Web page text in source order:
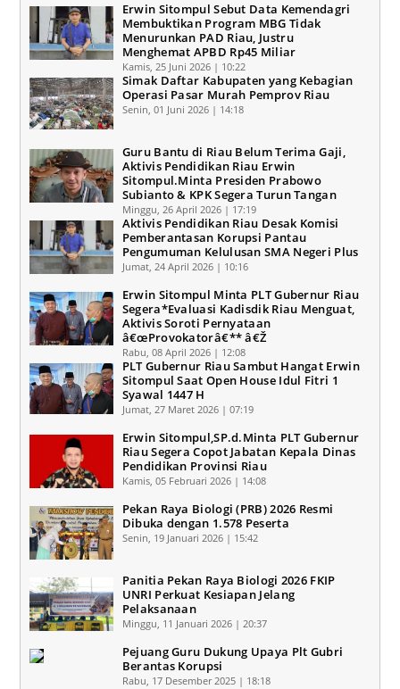
Erwin Sitompul Sebut Data Kemendagri
Membuktikan Program MBG Tidak
Menurunkan PAD Riau, Justru
Menghemat APBD Rp45 Miliar
Kamis, 25 Juni 2026 | 10:22
Simak Daftar Kabupaten yang Kebagian
Operasi Pasar Murah Pemprov Riau
Senin, 01 Juni 2026 | 14:18
Guru Bantu di Riau Belum Terima Gaji,
Aktivis Pendidikan Riau Erwin
Sitompul.Minta Presiden Prabowo
Subianto & KPK Segera Turun Tangan
Minggu, 26 April 2026 | 17:19
Aktivis Pendidikan Riau Desak Komisi
Pemberantasan Korupsi Pantau
Pengumuman Kelulusan SMA Negeri Plus
Jumat, 24 April 2026 | 10:16
Erwin Sitompul Minta PLT Gubernur Riau
Segera*Evaluasi Kadisdik Riau Menguat,
Aktivis Soroti Pernyataan
â€œProvokatorâ€** â€Ž
Rabu, 08 April 2026 | 12:08
PLT Gubernur Riau Sambut Hangat Erwin
Sitompul Saat Open House Idul Fitri 1
Syawal 1447 H
Jumat, 27 Maret 2026 | 07:19
Erwin Sitompul,SP.d.Minta PLT Gubernur
Riau Segera Copot Jabatan Kepala Dinas
Pendidikan Provinsi Riau
Kamis, 05 Februari 2026 | 14:08
Pekan Raya Biologi (PRB) 2026 Resmi
Dibuka dengan 1.578 Peserta
Senin, 19 Januari 2026 | 15:42
Panitia Pekan Raya Biologi 2026 FKIP
UNRI Perkuat Kesiapan Jelang
Pelaksanaan
Minggu, 11 Januari 2026 | 20:37
Pejuang Guru Dukung Upaya Plt Gubri
Berantas Korupsi
Rabu, 17 Desember 2025 | 18:18